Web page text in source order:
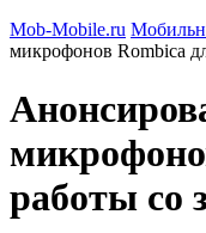
Mob-Mobile.ru
микрофонов Rombica
работы со